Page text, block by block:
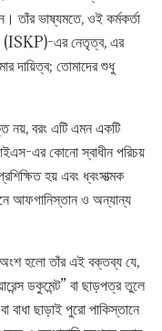
তাঁর ভাষ্যমতে, ওই কর্মকর্তা
(ISKP)-এর নেতৃত্ব, এর
দায়িত্ব; তোমাদের শুধু
নয়, বরং এটি এমন একটি
এর কোনো স্বাধীন পরিচয়
হয় এবং ধ্বংসাত্মক
আফগানিস্তান ও অন্যান্য
অংশ হলো তাঁর এই বক্তব্য যে,
ডকুমেন্ট” বা ছাড়পত্র তুলে
ছাড়াই পুরো পাকিস্তানে